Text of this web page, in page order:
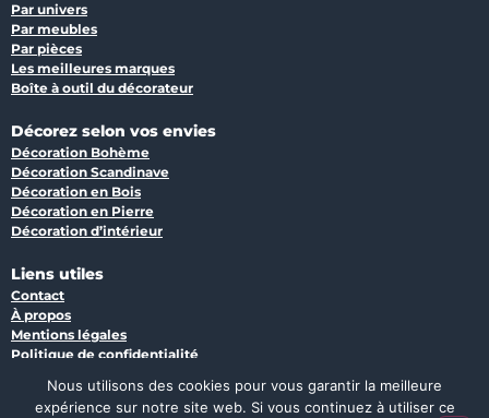
Par univers
Par meubles
Par pièces
Les meilleures marques
Boîte à outil du décorateur
Décorez selon vos envies
Décoration Bohème
Décoration Scandinave
Décoration en Bois
Décoration en Pierre
Décoration d’intérieur
Liens utiles
Contact
À propos
Mentions légales
Politique de confidentialité
Nous utilisons des cookies pour vous garantir la meilleure
expérience sur notre site web. Si vous continuez à utiliser ce